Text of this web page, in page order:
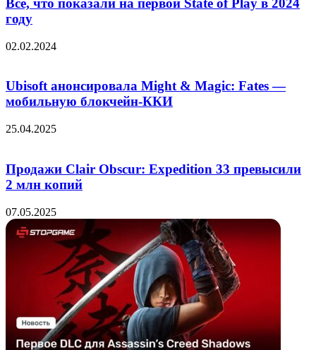
Всё, что показали на первой State of Play в 2024
году
02.02.2024
Ubisoft анонсировала Might & Magic: Fates —
мобильную блокчейн-ККИ
25.04.2025
Продажи Clair Obscur: Expedition 33 превысили
2 млн копий
07.05.2025